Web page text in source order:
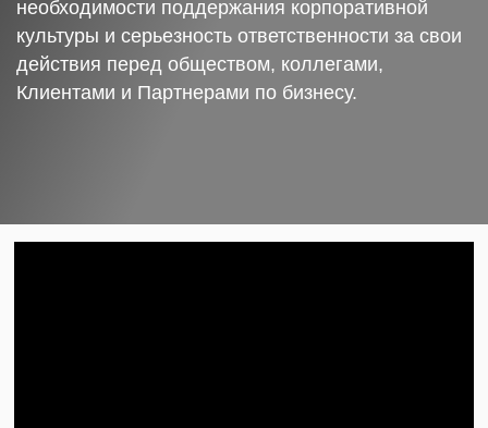
необходимости поддержания корпоративной
культуры и серьезность ответственности за свои
действия перед обществом, коллегами,
Клиентами и Партнерами по бизнесу.